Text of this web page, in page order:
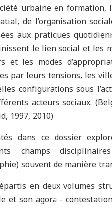
urbaine en
de l’organisation
aux pratiques
le lien social et les
et les modes
par leurs tensions, les
configurations sous
acteurs sociaux.
1997, 2010)
dans ce dossier
champs
souvent de manière
en deux volumes
et son agora -